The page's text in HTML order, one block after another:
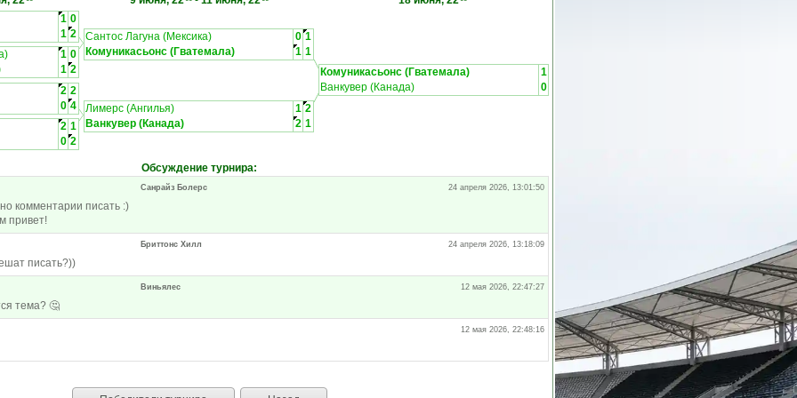
1 0
1 2
1 0
1 2
Сантос Лагуна (Мексика) 0 1
Комуникасьонс (Гватемала)
1 1
Комуникасьонс (Гватемала)
1
Ванкувер (Канада)
0
2 2
0 4
2 1
0 2
Лимерс (Ангилья) 1 2
Ванкувер (Канада)
2 1
Обсуждение турнира:
Санрайз Болерс 24 апреля 2026, 13:01:50
комментарии писать :)
привет!
Бриттонс Хилл 24 апреля 2026, 13:18:09
писать?))
Виньялес 12 мая 2026, 22:47:27
тема? 🤔
12 мая 2026, 22:48:16